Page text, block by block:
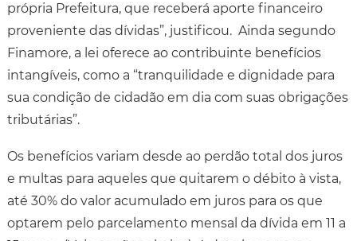
própria Prefeitura, que receberá aporte financeiro
proveniente das dívidas”, justificou. Ainda segundo
Finamore, a lei oferece ao contribuinte benefícios
intangíveis, como a “tranquilidade e dignidade para
sua condição de cidadão em dia com suas obrigações
tributárias”.
Os benefícios variam desde ao perdão total dos juros
e multas para aqueles que quitarem o débito à vista,
até 30% do valor acumulado em juros para os que
optarem pelo parcelamento mensal da dívida em 11 a